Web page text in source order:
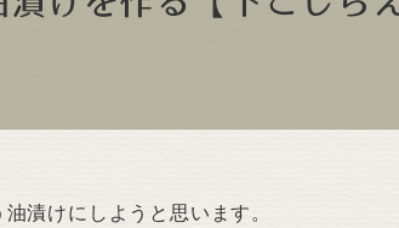
漬けにしようと思います。